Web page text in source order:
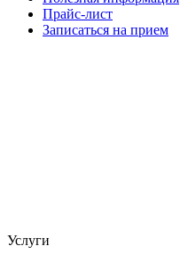
Прайс-лист
Записаться на прием
Услуги